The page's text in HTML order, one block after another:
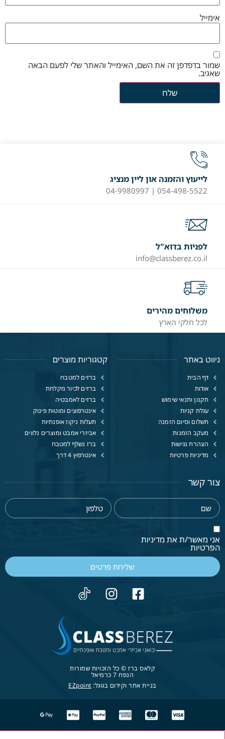
אימייל
שמור בדפדפן זה את השם, האימייל והאתר שלי לפעם הבאה
שאגיב.
לייעוץ והזמנה און ליין מנציג
054-498-5522 | 04-9980997
לפניות בדוא"ל
info@classberez.co.il
משלוחים מהירים
לכל חלקי הארץ
ניווט באתר
דף הבית
אודות
תקנון ותנאי שימוש
עגלת קניות
תשלום וסיום הזמנה
מעקב הזמנות
הצהרת נגישות
מדיניות פרטיות
קטגוריות מוצרים
ברזים למטבח
ברזים לכיור מקלחת
ברזים לאמבטיה
אינטרפוצים ומוטות פינוק
תעלות ניקוז אופנתיות
אביזרי אמבט ומוצרים נלווים
ברז נשלף למטבח
אינטרפוץ 4 דרך
צור קשר
אני מאשר/ת את מדיניות
הפרטיות
שליחת פרטים
קלאס ברז © כל הזכויות שמורות
הנפח 7 כרמיאל
בניית אתר וקידום בגוגל: EZpoint